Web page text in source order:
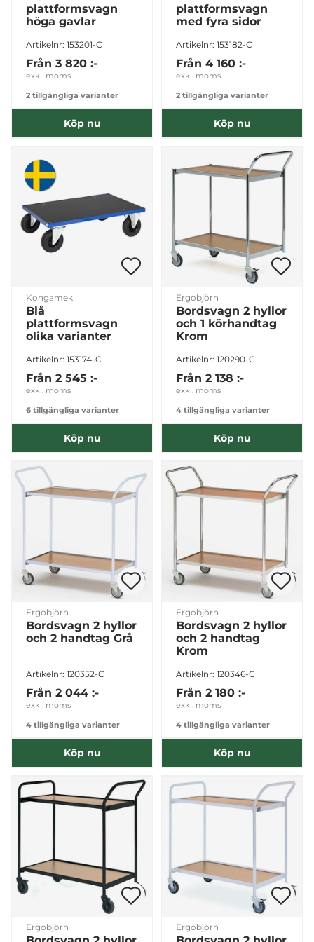
Dessa kan i sin tur kombinera informationen med annan
samlat in när du har använt deras tjänster.
Samtyckesval
Inställningar
Statistik
Marknadsföring
Visa detaljer
Tillåt alla
Tillåt urval
plattformsvagn
höga gavlar
Artikelnr: 153201-C
Från 3 820 :-
exkl. moms
2 tillgängliga varianter
Köp nu
plattformsvagn
med fyra sidor
Artikelnr: 153182-C
Från 4 160 :-
exkl. moms
2 tillgängliga varianter
Köp nu
Kongamek
Blå
plattformsvagn
olika varianter
Artikelnr: 153174-C
Från 2 545 :-
exkl. moms
6 tillgängliga varianter
Köp nu
Ergobjörn
Bordsvagn 2 hyllor
och 1 körhandtag
Krom
Artikelnr: 120290-C
Från 2 138 :-
exkl. moms
4 tillgängliga varianter
Köp nu
Ergobjörn
Bordsvagn 2 hyllor
och 2 handtag Grå
Artikelnr: 120352-C
Från 2 044 :-
exkl. moms
4 tillgängliga varianter
Köp nu
Ergobjörn
Bordsvagn 2 hyllor
och 2 handtag
Krom
Artikelnr: 120346-C
Från 2 180 :-
exkl. moms
4 tillgängliga varianter
Köp nu
Ergobjörn Ergobjörn